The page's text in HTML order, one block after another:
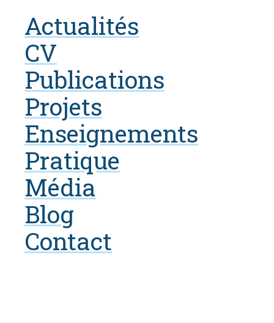
Actualités
CV
Publications
Projets
Enseignements
Pratique
Média
Blog
Contact